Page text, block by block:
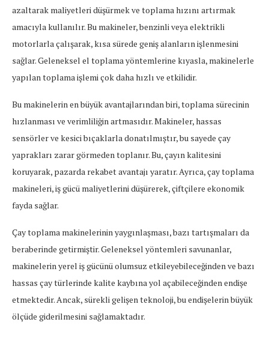
azaltarak maliyetleri düşürmek ve toplama hızını artırmak
amacıyla kullanılır. Bu makineler, benzinli veya elektrikli
motorlarla çalışarak, kısa sürede geniş alanların işlenmesini
sağlar. Geleneksel el toplama yöntemlerine kıyasla, makinelerle
yapılan toplama işlemi çok daha hızlı ve etkilidir.
Bu makinelerin en büyük avantajlarından biri, toplama sürecinin
hızlanması ve verimliliğin artmasıdır. Makineler, hassas
sensörler ve kesici bıçaklarla donatılmıştır, bu sayede çay
yaprakları zarar görmeden toplanır. Bu, çayın kalitesini
koruyarak, pazarda rekabet avantajı yaratır. Ayrıca, çay toplama
makineleri, iş gücü maliyetlerini düşürerek, çiftçilere ekonomik
fayda sağlar.
Çay toplama makinelerinin yaygınlaşması, bazı tartışmaları da
beraberinde getirmiştir. Geleneksel yöntemleri savunanlar,
makinelerin yerel iş gücünü olumsuz etkileyebileceğinden ve bazı
hassas çay türlerinde kalite kaybına yol açabileceğinden endişe
etmektedir. Ancak, sürekli gelişen teknoloji, bu endişelerin büyük
ölçüde giderilmesini sağlamaktadır.